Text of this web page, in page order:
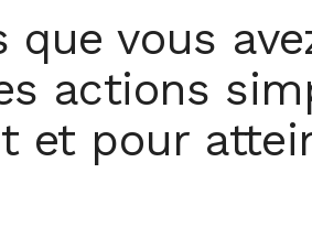
que vous
actions
et pour